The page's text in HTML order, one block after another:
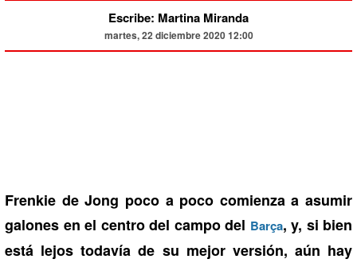
Escribe: Martina Miranda
martes, 22 diciembre 2020 12:00
Frenkie de Jong poco a poco comienza a asumir
galones en el centro del campo del Barça, y, si bien
está lejos todavía de su mejor versión, aún hay